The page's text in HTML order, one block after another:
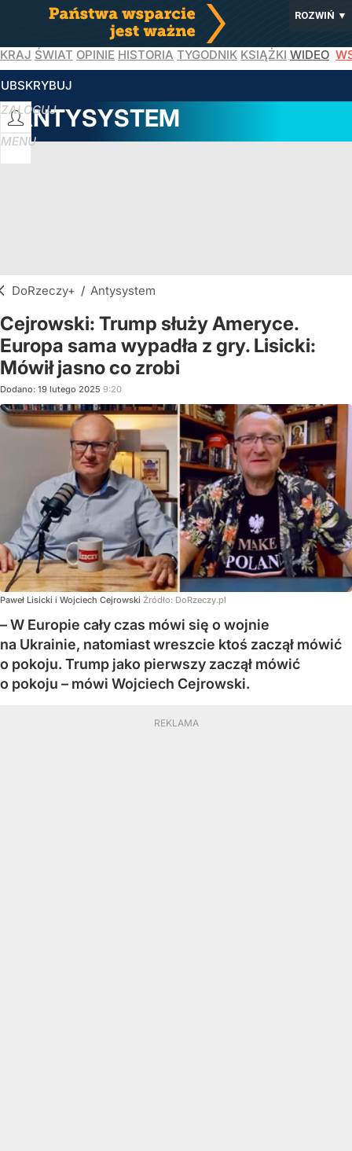
ROZWIŃ ▼
KRAJ ŚWIAT OPINIE HISTORIA TYGODNIK KSIĄŻKI WIDEO
ZALOGUJ
MENU
ANTYSYSTEM
DoRzeczy+ / Antysystem
Cejrowski: Trump służy Ameryce.
Europa sama wypadła z gry. Lisicki:
Mówił jasno co zrobi
Dodano: 19 lutego 2025 9:20
Paweł Lisicki i Wojciech Cejrowski Źródło: DoRzeczy.pl
– W Europie cały czas mówi się o wojnie
na Ukrainie, natomiast wreszcie ktoś zaczął mówić
o pokoju. Trump jako pierwszy zaczął mówić
o pokoju – mówi Wojciech Cejrowski.